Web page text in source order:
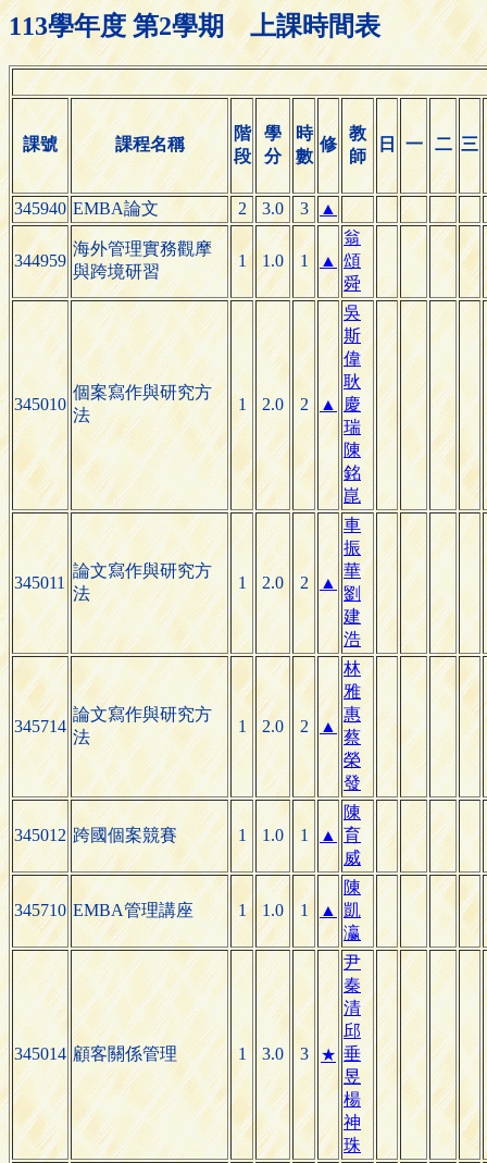
113學年度 第2學期 上課時間表
課號 課程名稱
階
段
學
分
時
數
修
教
師
日 一 二 三
345940 EMBA論文 2 3.0 3 ▲
344959
海外管理實務觀摩
與跨境研習
1 1.0 1 ▲
翁
頌
舜
345010
個案寫作與研究方
法
1 2.0 2 ▲
吳
斯
偉
耿
慶
瑞
陳
銘
崑
345011
論文寫作與研究方
法
1 2.0 2 ▲
車
振
華
劉
建
浩
345714
論文寫作與研究方
法
1 2.0 2 ▲
林
雅
惠
蔡
榮
發
345012 跨國個案競賽 1 1.0 1 ▲
陳
育
威
345710 EMBA管理講座 1 1.0 1 ▲
陳
凱
瀛
345014 顧客關係管理 1 3.0 3 ★
尹
秦
清
邱
垂
昱
楊
神
珠